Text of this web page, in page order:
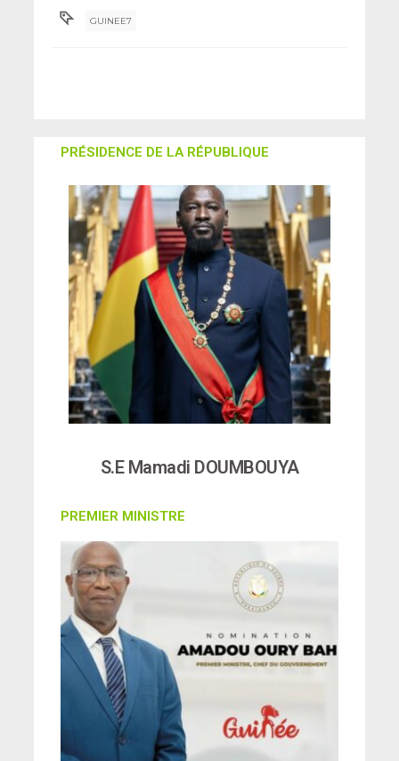
GUINEE7
PRÉSIDENCE DE LA RÉPUBLIQUE
S.E Mamadi DOUMBOUYA
PREMIER MINISTRE